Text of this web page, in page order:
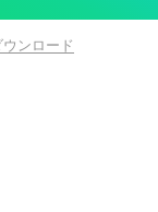
ンロード